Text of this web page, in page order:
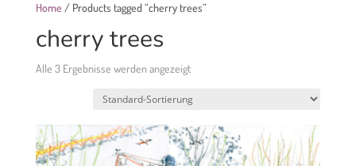
Home / Products tagged “cherry trees”
cherry trees
Alle 3 Ergebnisse werden angezeigt